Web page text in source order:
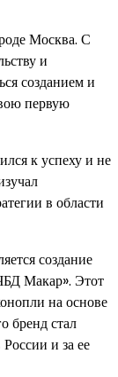
Москва. С
и
созданием и
первую
к успеху и не
в области
создание
Макар». Этот
на основе
бренд стал
и за ее